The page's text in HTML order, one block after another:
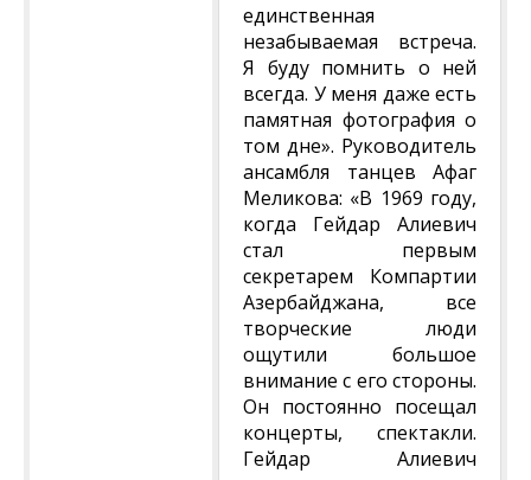
единственная
незабываемая встреча.
Я буду помнить о ней
всегда. У меня даже есть
памятная фотография о
том дне». Руководитель
ансамбля танцев Афаг
Меликова: «В 1969 году,
когда Гейдар Алиевич
стал первым
секретарем Компартии
Азербайджана, все
творческие люди
ощутили большое
внимание с его стороны.
Он постоянно посещал
концерты, спектакли.
Гейдар Алиевич